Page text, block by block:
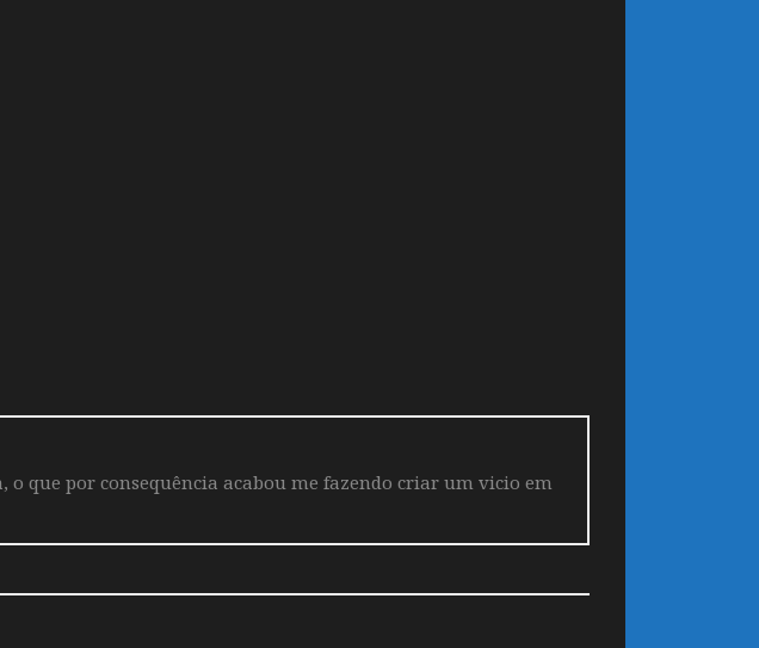
que por consequência acabou me fazendo criar um vicio em